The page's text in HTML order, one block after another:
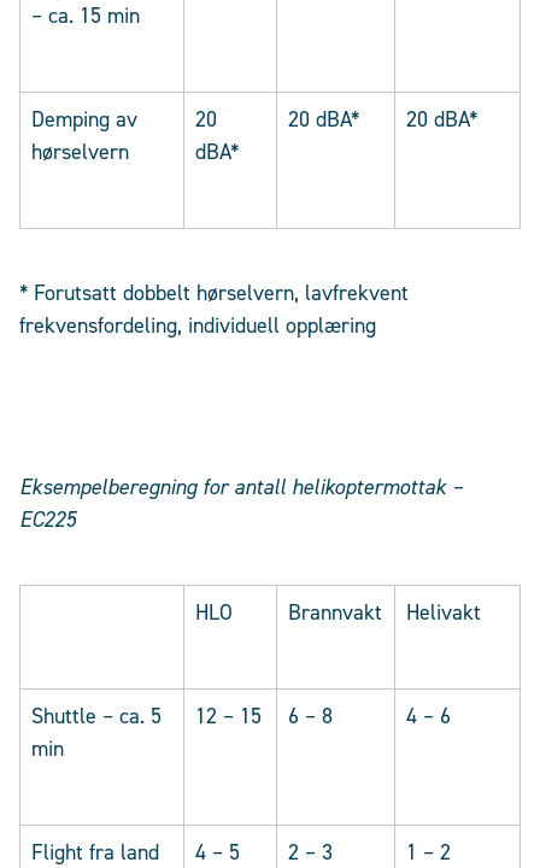
– ca. 15 min
Demping av
hørselvern
20
dBA*
20 dBA* 20 dBA*
* Forutsatt dobbelt hørselvern, lavfrekvent
frekvensfordeling, individuell opplæring
Eksempelberegning for antall helikoptermottak –
EC225
HLO Brannvakt Helivakt
Shuttle – ca. 5
min
12 – 15 6 – 8 4 – 6
Flight fra land
4 – 5 2 – 3 1 – 2